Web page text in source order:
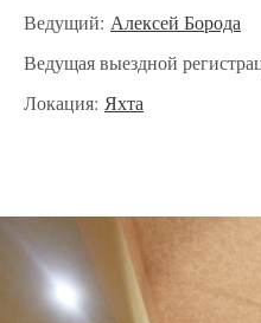
Ведущий: Алексей Борода
Ведущая выездной
Локация: Яхта